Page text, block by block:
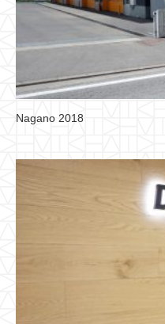
Nagano 2018